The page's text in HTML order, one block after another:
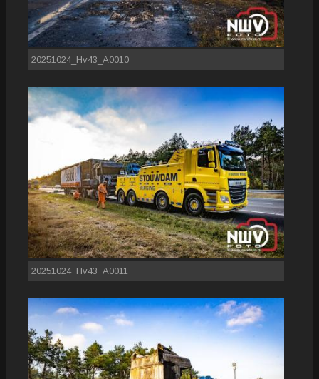
20251024_Hv43_A0010
20251024_Hv43_A0011